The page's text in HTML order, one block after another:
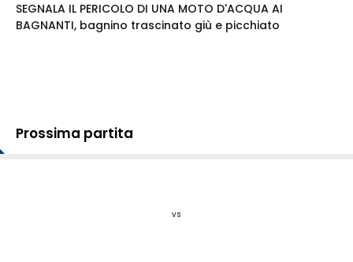
SEGNALA IL PERICOLO DI UNA MOTO D'ACQUA AI
BAGNANTI, bagnino trascinato giù e picchiato
Prossima partita
vs